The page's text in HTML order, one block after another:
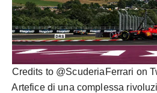
Credits to @ScuderiaFerrari on
Artefice di una complessa